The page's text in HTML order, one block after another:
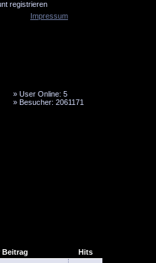
registrieren
» User Online: 5
» Besucher: 2061171
Beitrag
Hits
Impressum